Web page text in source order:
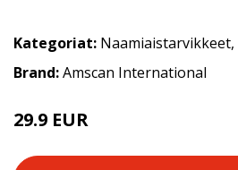
Kategoriat: Naamiaistarvikkeet,
Brand:Amscan International
29.9 EUR